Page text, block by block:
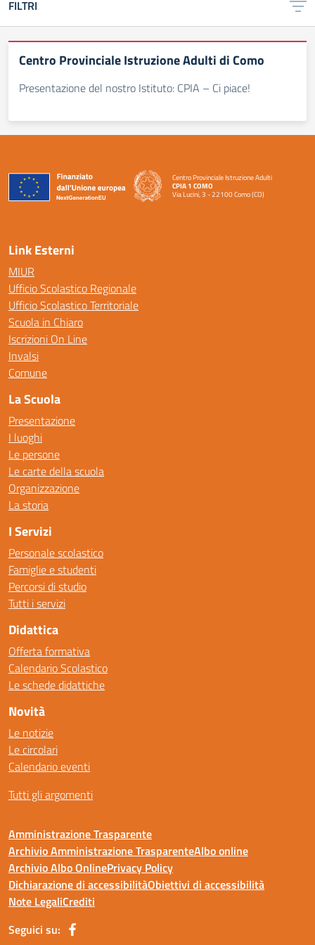
FILTRI
Centro Provinciale Istruzione Adulti di Como
Presentazione del nostro Istituto: CPIA – Ci piace!
Centro Provinciale Istruzione Adulti
CPIA 1 COMO
Via Lucini, 3 - 22100 Como (CO)
— Visita la pagina iniziale della scuola
Link Esterni
MIUR
Ufficio Scolastico Regionale
Ufficio Scolastico Territoriale
Scuola in Chiaro
Iscrizioni On Line
Invalsi
Comune
La Scuola
Presentazione
I luoghi
Le persone
Le carte della scuola
Organizzazione
La storia
I Servizi
Personale scolastico
Famiglie e studenti
Percorsi di studio
Tutti i servizi
Didattica
Offerta formativa
Calendario Scolastico
Le schede didattiche
Novità
Le notizie
Le circolari
Calendario eventi
Tutti gli argomenti
Amministrazione Trasparente
Archivio Amministrazione TrasparenteAlbo online
Archivio Albo OnlinePrivacy Policy
Dichiarazione di accessibilitàObiettivi di accessibilità
Note LegaliCrediti
Seguici su: